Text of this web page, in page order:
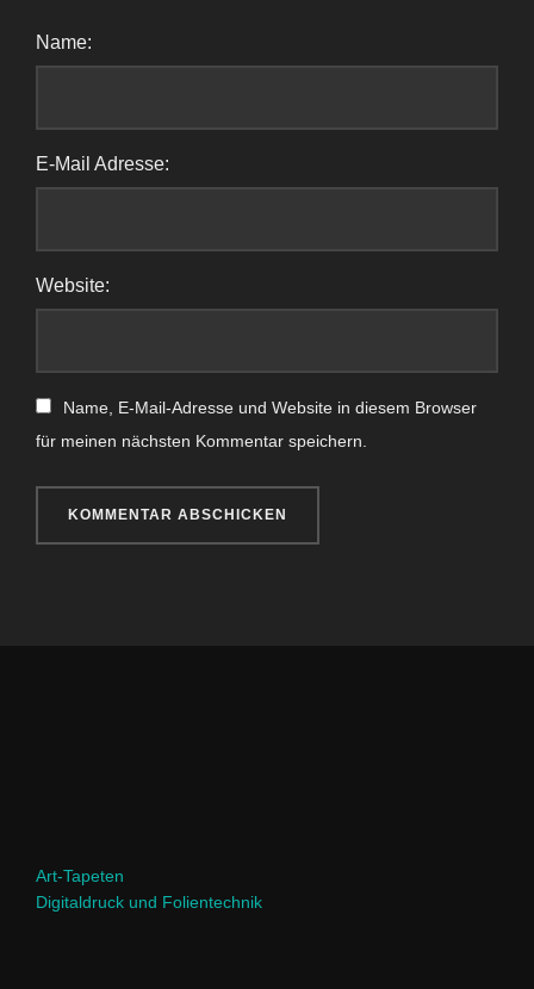
Name:
E-Mail Adresse:
Website:
Name, E-Mail-Adresse und Website in diesem Browser
für meinen nächsten Kommentar speichern.
Art-Tapeten
Digitaldruck und Folientechnik